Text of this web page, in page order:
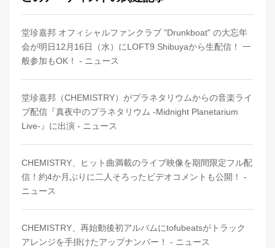
堂珍嘉邦 オフィシャルファンクラブ "Drunkboat" の大忘年
会が明日12月16日（水）にLOFT9 Shibuyaから生配信！ 一
般参加もOK！ - ニュース
堂珍嘉邦（CHEMISTRY）がプラネタリウムからの音楽ライ
ブ配信『真夜中のプラネタリウム ‐Midnight Planetarium
Live‐』に出演 - ニュース
CHEMISTRY、ヒット曲満載のライブ映像を期間限定フル配
信！約4か月ぶりに二人そろったビデオコメントも公開！ -
ニュース
CHEMISTRY、再始動後初アルバムにtofubeatsがトラック
アレンジを手掛けたアップナンバー！ - ニュース